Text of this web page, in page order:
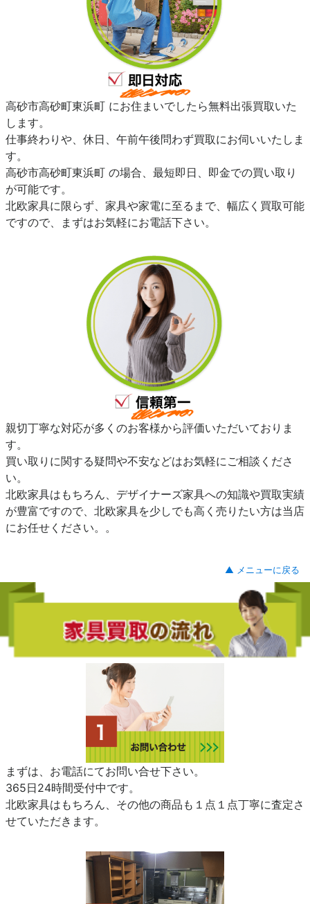
高砂市高砂町東浜町 にお住まいでしたら無料出張買取いた
します。
仕事終わりや、休日、午前午後問わず買取にお伺いいたしま
す。
高砂市高砂町東浜町 の場合、最短即日、即金での買い取り
が可能です。
北欧家具に限らず、家具や家電に至るまで、幅広く買取可能
ですので、まずはお気軽にお電話下さい。
親切丁寧な対応が多くのお客様から評価いただいておりま
す。
買い取りに関する疑問や不安などはお気軽にご相談くださ
い。
北欧家具はもちろん、デザイナーズ家具への知識や買取実績
が豊富ですので、北欧家具を少しでも高く売りたい方は当店
にお任せください。。
▲ メニューに戻る
まずは、お電話にてお問い合せ下さい。
365日24時間受付中です。
北欧家具はもちろん、その他の商品も１点１点丁寧に査定さ
せていただきます。